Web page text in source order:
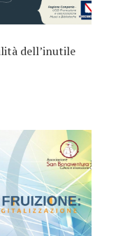
dell’inutile